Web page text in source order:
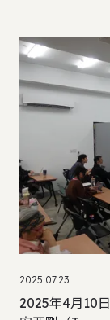
2025.07.23
2025年4月10